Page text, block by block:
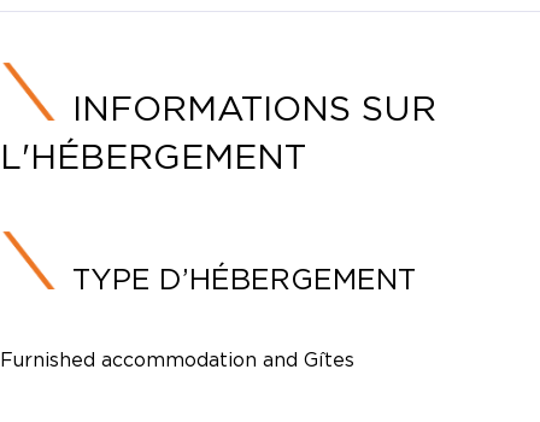
INFORMATIONS SUR
L'HÉBERGEMENT
TYPE D’HÉBERGEMENT
Furnished accommodation and Gîtes